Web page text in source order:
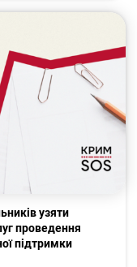
узяти
проведення
підтримки